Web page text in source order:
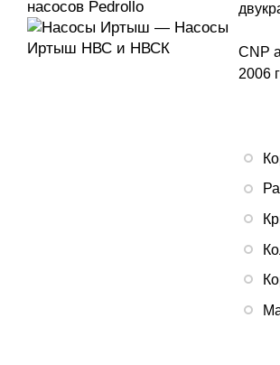
CNP
2006